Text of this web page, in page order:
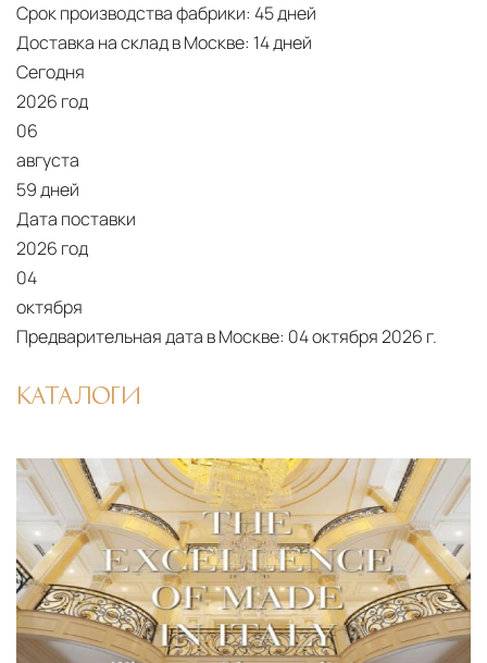
Срок производства фабрики: 45 дней
Доставка на склад в Москве: 14 дней
Сегодня
2026 год
06
августа
59 дней
Дата поставки
2026 год
04
октября
Предварительная дата в Москве: 04 октября 2026 г.
КАТАЛОГИ